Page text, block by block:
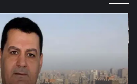
اللواء
دكتور
راضي
30
يونيو